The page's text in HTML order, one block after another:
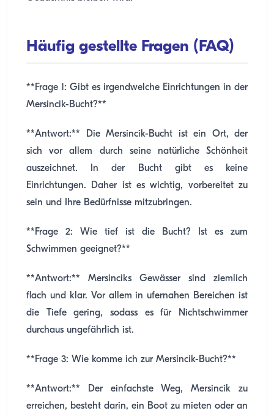
Häufig gestellte Fragen (FAQ)
**Frage 1: Gibt es irgendwelche Einrichtungen in der
Mersincik-Bucht?**
**Antwort:** Die Mersincik-Bucht ist ein Ort, der
sich vor allem durch seine natürliche Schönheit
auszeichnet. In der Bucht gibt es keine
Einrichtungen. Daher ist es wichtig, vorbereitet zu
sein und Ihre Bedürfnisse mitzubringen.
**Frage 2: Wie tief ist die Bucht? Ist es zum
Schwimmen geeignet?**
**Antwort:** Mersinciks Gewässer sind ziemlich
flach und klar. Vor allem in ufernahen Bereichen ist
die Tiefe gering, sodass es für Nichtschwimmer
durchaus ungefährlich ist.
**Frage 3: Wie komme ich zur Mersincik-Bucht?**
**Antwort:** Der einfachste Weg, Mersincik zu
erreichen, besteht darin, ein Boot zu mieten oder an